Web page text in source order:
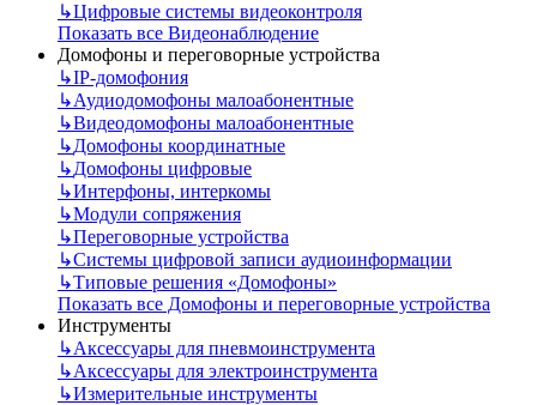
↳Цифровые системы видеоконтроля
Показать все Видеонаблюдение
Домофоны и переговорные устройства
↳IP-домофония
↳Аудиодомофоны малоабонентные
↳Видеодомофоны малоабонентные
↳Домофоны координатные
↳Домофоны цифровые
↳Интерфоны, интеркомы
↳Модули сопряжения
↳Переговорные устройства
↳Системы цифровой записи аудиоинформации
↳Типовые решения «Домофоны»
Показать все Домофоны и переговорные устройства
Инструменты
↳Аксессуары для пневмоинструмента
↳Аксессуары для электроинструмента
↳Измерительные инструменты